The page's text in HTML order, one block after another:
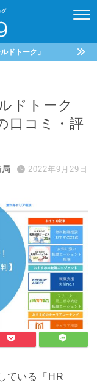
ドトーク」
ドトーク
口コミ・評
2022年9月29日
ている「HR